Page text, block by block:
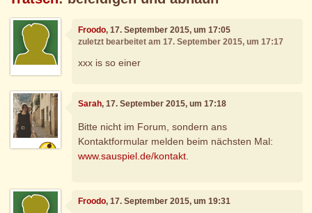
Froodo, 17. September 2015, um 17:05
zuletzt bearbeitet am 17. September 2015, um 17:17
xxx is so einer
Sarah, 17. September 2015, um 17:18
Bitte nicht im Forum, sondern ans
Kontaktformular melden beim nächsten Mal:
www.sauspiel.de/kontakt
Froodo, 17. September 2015, um 19:31